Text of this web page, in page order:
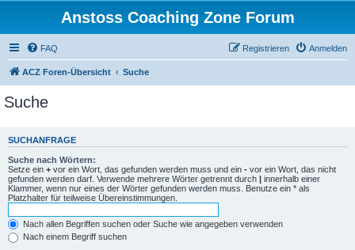
Anstoss Coaching Zone Forum
FAQ Anmelden
Registrieren
ACZ Foren-Übersicht Suche
Suche
SUCHANFRAGE
Suche nach Wörtern:
Setze ein + vor ein Wort, das gefunden werden muss und ein - vor ein Wort, das nicht
gefunden werden darf. Verwende mehrere Wörter getrennt durch | innerhalb einer
Klammer, wenn nur eines der Wörter gefunden werden muss. Benutze ein * als
Platzhalter für teilweise Übereinstimmungen.
Nach allen Begriffen suchen oder Suche wie angegeben verwenden
Nach einem Begriff suchen